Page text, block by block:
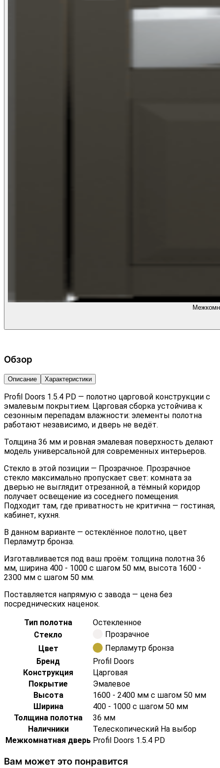
Обзор
Описание Характеристики
Profil Doors 1.5.4 PD — полотно царговой конструкции с
эмалевым покрытием. Царговая сборка устойчива к
сезонным перепадам влажности: элементы полотна
работают независимо, и дверь не ведёт.
Толщина 36 мм и ровная эмалевая поверхность делают
модель универсальной для современных интерьеров.
Стекло в этой позиции — Прозрачное. Прозрачное
стекло максимально пропускает свет: комната за
дверью не выглядит отрезанной, а тёмный коридор
получает освещение из соседнего помещения.
Подходит там, где приватность не критична — гостиная,
кабинет, кухня.
В данном варианте — остеклённое полотно, цвет
Перламутр бронза.
Изготавливается под ваш проём: толщина полотна 36
мм, ширина 400 - 1000 с шагом 50 мм, высота 1600 -
2300 мм с шагом 50 мм.
Поставляется напрямую с завода — цена без
посреднических наценок.
Тип полотна
Остекленное
Стекло
Прозрачное
Цвет
Перламутр бронза
Бренд
Profil Doors
Конструкция
Царговая
Покрытие
Эмалевое
Высота
1600 - 2400 мм с шагом 50 мм
Ширина
400 - 1000 с шагом 50 мм
Толщина полотна
36 мм
Наличники
Телескопический На выбор
Межкомнатная дверь Profil Doors 1.5.4 PD
Вам может это понравится